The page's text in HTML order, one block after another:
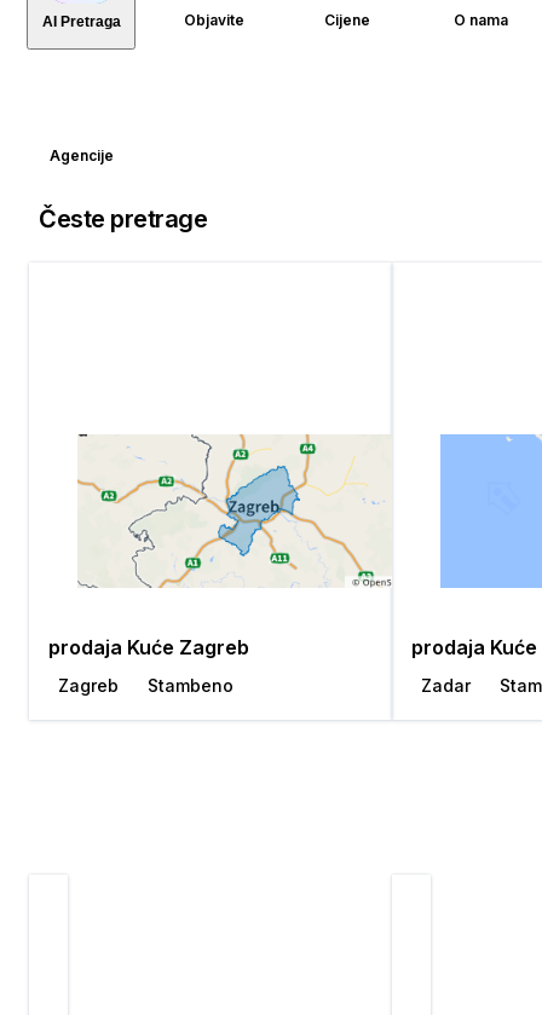
AI Pretraga Objavite Cijene O nama
Agencije
Česte pretrage
prodaja Kuće Zagreb
Zagreb Stambeno
prodaja
Zadar